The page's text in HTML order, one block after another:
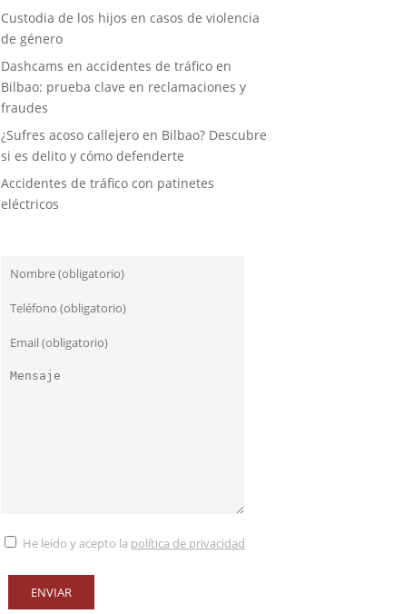
Custodia de los hijos en casos de violencia
de género
Dashcams en accidentes de tráfico en
Bilbao: prueba clave en reclamaciones y
fraudes
¿Sufres acoso callejero en Bilbao? Descubre
si es delito y cómo defenderte
Accidentes de tráfico con patinetes
eléctricos
He leído y acepto la política de privacidad